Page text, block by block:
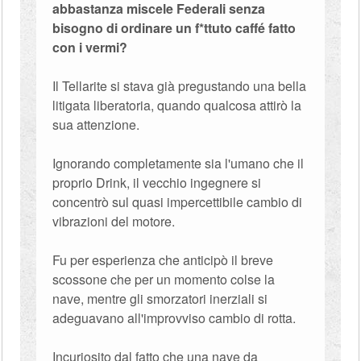
abbastanza miscele Federali senza
bisogno di ordinare un f*ttuto caffé fatto
con i vermi?
Il Tellarite si stava già pregustando una bella
litigata liberatoria, quando qualcosa attirò la
sua attenzione.
Ignorando completamente sia l'umano che il
proprio Drink, il vecchio ingegnere si
concentrò sul quasi impercettibile cambio di
vibrazioni del motore.
Fu per esperienza che anticipò il breve
scossone che per un momento colse la
nave, mentre gli smorzatori inerziali si
adeguavano all'improvviso cambio di rotta.
Incuriosito dal fatto che una nave da